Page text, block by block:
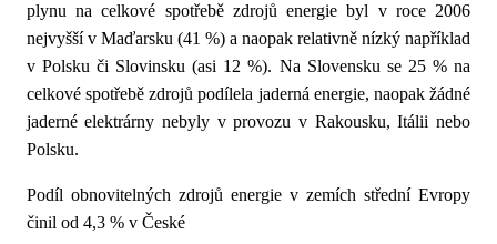
plynu na celkové spotřebě zdrojů energie byl v roce 2006
nejvyšší v Maďarsku (41 %) a naopak relativně nízký například
v Polsku či Slovinsku (asi 12 %). Na Slovensku se 25 % na
celkové spotřebě zdrojů podílela jaderná energie, naopak žádné
jaderné elektrárny nebyly v provozu v Rakousku, Itálii nebo
Polsku.
Podíl obnovitelných zdrojů energie v zemích střední Evropy
činil od 4,3 % v České